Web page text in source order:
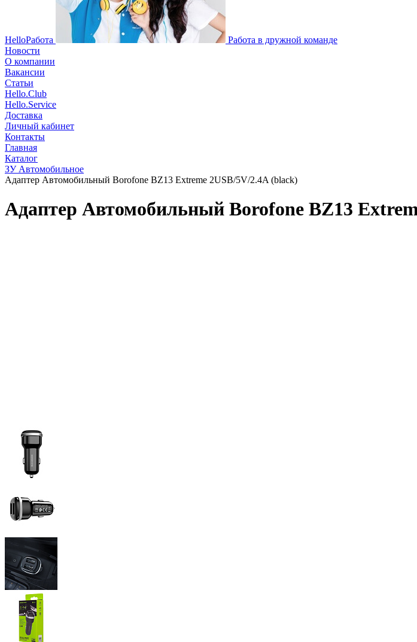
HelloРабота
Работа в дружной команде
Новости
О компании
Вакансии
Статьи
Hello.Club
Hello.Service
Доставка
Личный кабинет
Контакты
Главная
Каталог
ЗУ Автомобильное
Адаптер Автомобильный Borofone BZ13 Extreme 2USB/5V/2.4A (black)
Адаптер Автомобильный Borofone BZ13